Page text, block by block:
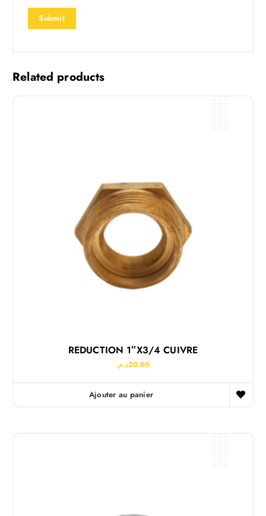
Related products
REDUCTION 1″x3/4 CUIVRE
20.00د.م.
Ajouter au panier